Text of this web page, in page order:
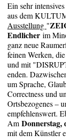
Ein sehr
aus dem
Ausstellung "
Endlicher im
ganz neue
feinen Werken,
und mit
enden.
um Sprache,
Correctness und
Ortsbezogenes –
empfehlenswert.
AmDonnerstag,
mit dem Künstler